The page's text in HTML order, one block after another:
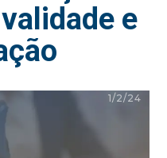
e
1/2/24